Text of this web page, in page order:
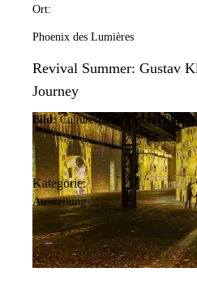
Ort:
Phoenix des Lumières
Revival Summer: Gustav
Journey
Bild: Culturespaces/Vincent Pinson
Kategorie:
Ausstellung